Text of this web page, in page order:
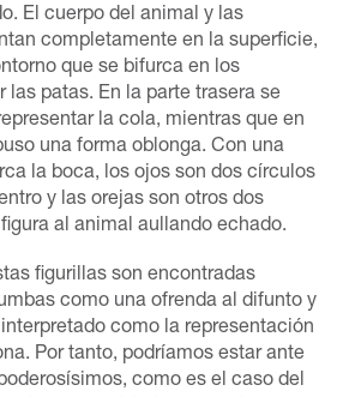
El cuerpo del animal y las
completamente en la superficie,
que se bifurca en los
las patas. En la parte trasera se
la cola, mientras que en
una forma oblonga. Con una
la boca, los ojos son dos círculos
y las orejas son otros dos
al animal aullando echado.
figurillas son encontradas
como una ofrenda al difunto y
como la representación
Por tanto, podríamos estar ante
como es el caso del